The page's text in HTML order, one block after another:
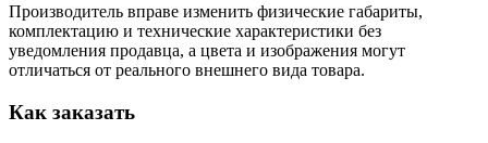
Производитель вправе изменить физические габариты,
комплектацию и технические характеристики без
уведомления продавца, а цвета и изображения могут
отличаться от реального внешнего вида товара.
Как заказать